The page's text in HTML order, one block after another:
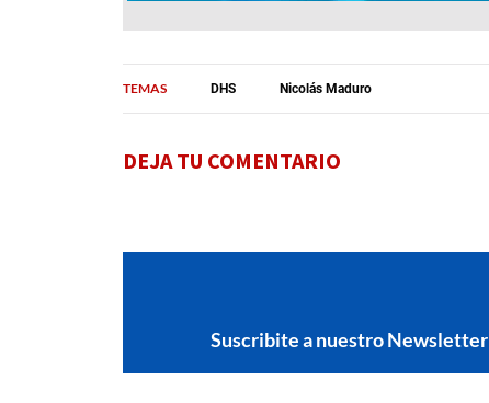
TEMAS DHS Nicolás Maduro
DEJA TU COMENTARIO
Suscribite a nuestro Newsletter